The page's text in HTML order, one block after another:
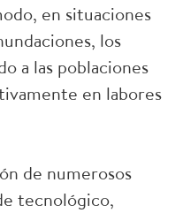
en situaciones
los
a las poblaciones
en labores
de numerosos
tecnológico,